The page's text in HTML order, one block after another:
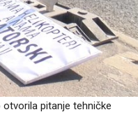
pitanje tehničke